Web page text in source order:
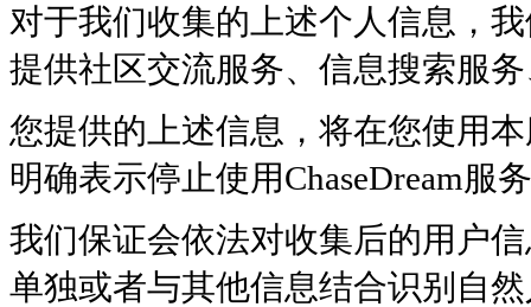
对于我们收集的上述个人信息，
提供社区交流服务、信息搜索服
您提供的上述信息，将在您使用
明确表示停止使用ChaseDream服
我们保证会依法对收集后的用户
单独或者与其他信息结合识别自